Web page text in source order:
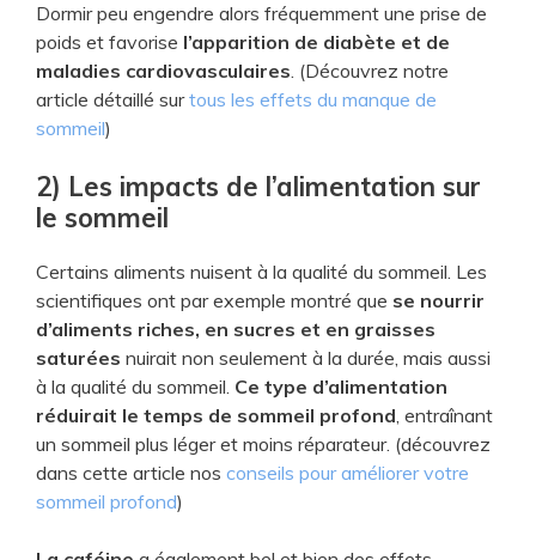
Dormir peu engendre alors fréquemment une prise de
poids et favorise l’apparition de diabète et de
maladies cardiovasculaires. (Découvrez notre
article détaillé surtous les effets du manque de
sommeil)
2) Les impacts de l’alimentation sur
le sommeil
Certains aliments nuisent à la qualité du sommeil. Les
scientifiques ont par exemple montré que se nourrir
d’aliments riches, en sucres et en graisses
saturées nuirait non seulement à la durée, mais aussi
à la qualité du sommeil. Ce type d’alimentation
réduirait le temps de sommeil profond, entraînant
un sommeil plus léger et moins réparateur. (découvrez
dans cette article nos conseils pour améliorer votre
sommeil profond)